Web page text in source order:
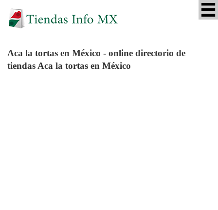
Aca la tortas en México - online directorio de
tiendas Aca la tortas en México